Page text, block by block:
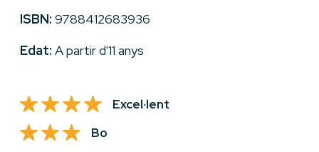
ISBN: 9788412683936
Edat: A partir d'11 anys
Excel·lent
Bo